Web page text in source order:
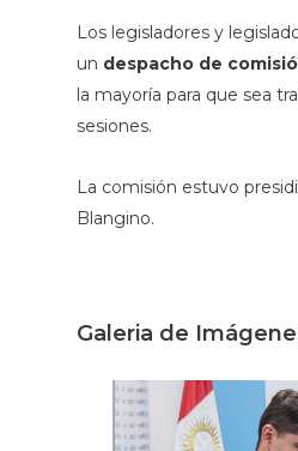
Los legisladores y
un despacho de
la mayoría para que sea
sesiones.
La comisión estuvo
Blangino.
Galeria de